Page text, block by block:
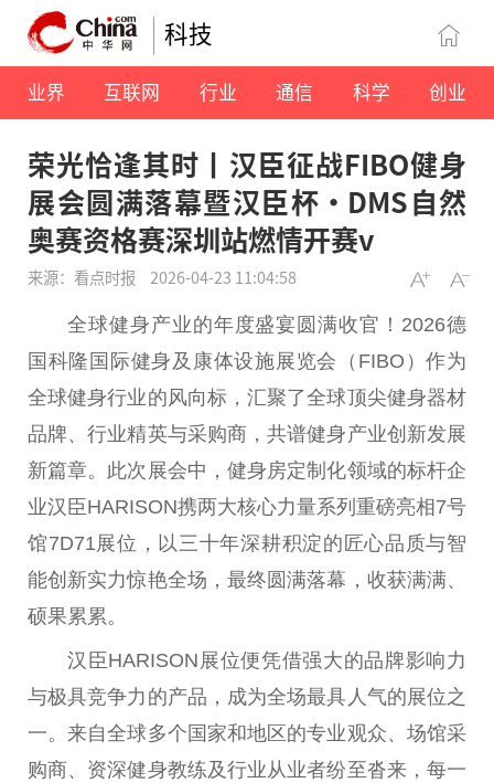
科技
业界 互联网 行业 通信 科学 创业
荣光恰逢其时丨汉臣征战FIBO健身
展会圆满落幕暨汉臣杯·DMS自然
奥赛资格赛深圳站燃情开赛v
来源：看点时报 2026-04-23 11:04:58
全球健身产业的年度盛宴圆满收官！2026德
国科隆国际健身及康体设施展览会（FIBO）作为
全球健身行业的风向标，汇聚了全球顶尖健身器材
品牌、行业精英与采购商，共谱健身产业创新发展
新篇章。此次展会中，健身房定制化领域的标杆企
业汉臣HARISON携两大核心力量系列重磅亮相7号
馆7D71展位，以三十年深耕积淀的匠心品质与智
能创新实力惊艳全场，最终圆满落幕，收获满满、
硕果累累。
汉臣HARISON展位便凭借强大的品牌影响力
与极具竞争力的产品，成为全场最具人气的展位之
一。来自全球多个国家和地区的专业观众、场馆采
购商、资深健身教练及行业从业者纷至沓来，每一